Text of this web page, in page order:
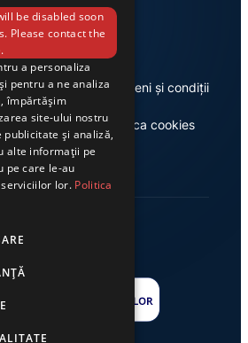
Termeni și condiții
Politica cookies
be disabled soon
Please contact the
a personaliza
pentru a ne analiza
împărtășim
site-ului nostru
și analiză,
alte informații pe
pe care le-au
lor. Politica